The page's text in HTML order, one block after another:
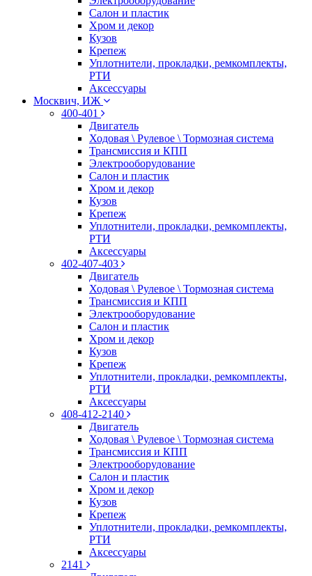
Салон и пластик
Хром и декор
Кузов
Крепеж
Уплотнители, прокладки, ремкомплекты,
РТИ
Аксессуары
Москвич, ИЖ
400-401
Двигатель
Ходовая \ Рулевое \ Тормозная система
Трансмиссия и КПП
Электрооборудование
Салон и пластик
Хром и декор
Кузов
Крепеж
Уплотнители, прокладки, ремкомплекты,
РТИ
Аксессуары
402-407-403
Двигатель
Ходовая \ Рулевое \ Тормозная система
Трансмиссия и КПП
Электрооборудование
Салон и пластик
Хром и декор
Кузов
Крепеж
Уплотнители, прокладки, ремкомплекты,
РТИ
Аксессуары
408-412-2140
Двигатель
Ходовая \ Рулевое \ Тормозная система
Трансмиссия и КПП
Электрооборудование
Салон и пластик
Хром и декор
Кузов
Крепеж
Уплотнители, прокладки, ремкомплекты,
РТИ
Аксессуары
2141